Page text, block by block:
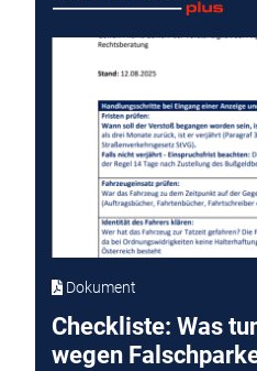
Dokument
Checkliste: Was
wegen